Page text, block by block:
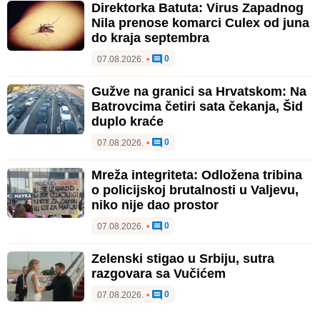
Direktorka Batuta: Virus Zapadnog
Nila prenose komarci Culex od juna
do kraja septembra
07.08.2026. • 0
Gužve na granici sa Hrvatskom: Na
Batrovcima četiri sata čekanja, Šid
duplo kraće
07.08.2026. • 0
Mreža integriteta: Odložena tribina
o policijskoj brutalnosti u Valjevu,
niko nije dao prostor
07.08.2026. • 0
Zelenski stigao u Srbiju, sutra
razgovara sa Vučićem
07.08.2026. • 0